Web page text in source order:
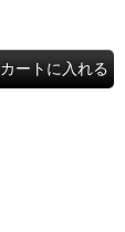
カートに入れる